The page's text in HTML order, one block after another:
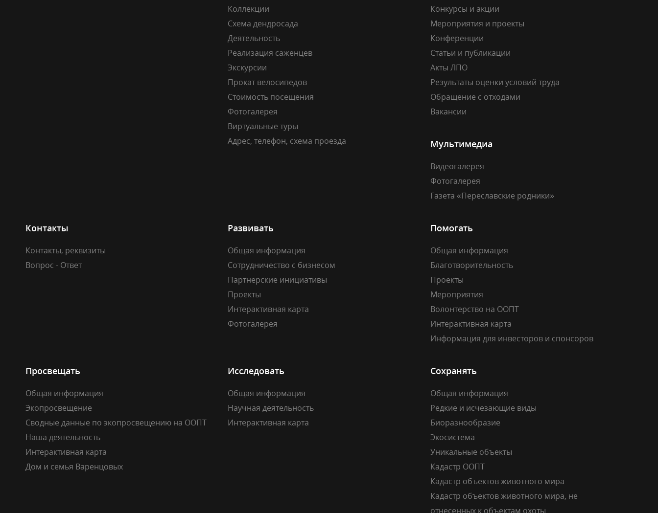
Коллекции
Схема дендросада
Деятельность
Реализация саженцев
Экскурсии
Прокат велосипедов
Стоимость посещения
Фотогалерея
Виртуальные туры
Адрес, телефон, схема проезда
Конкурсы и акции
Мероприятия и проекты
Конференции
Статьи и публикации
Акты ЛПО
Результаты оценки условий труда
Обращение с отходами
Вакансии
Мультимедиа
Видеогалерея
Фотогалерея
Газета «Переславские родники»
Контакты
Контакты, реквизиты
Вопрос - Ответ
Развивать
Общая информация
Сотрудничество с бизнесом
Партнерские инициативы
Проекты
Интерактивная карта
Фотогалерея
Помогать
Общая информация
Благотворительность
Проекты
Мероприятия
Волонтерство на ООПТ
Интерактивная карта
Информация для инвесторов и спонсоров
Просвещать
Общая информация
Экопросвещение
Сводные данные по экопросвещению на ООПТ
Наша деятельность
Интерактивная карта
Дом и семья Варенцовых
Исследовать
Общая информация
Научная деятельность
Интерактивная карта
Сохранять
Общая информация
Редкие и исчезающие виды
Биоразнообразие
Экосистема
Уникальные объекты
Кадастр ООПТ
Кадастр объектов животного мира
Кадастр объектов животного мира, не
отнесенных к объектам охоты